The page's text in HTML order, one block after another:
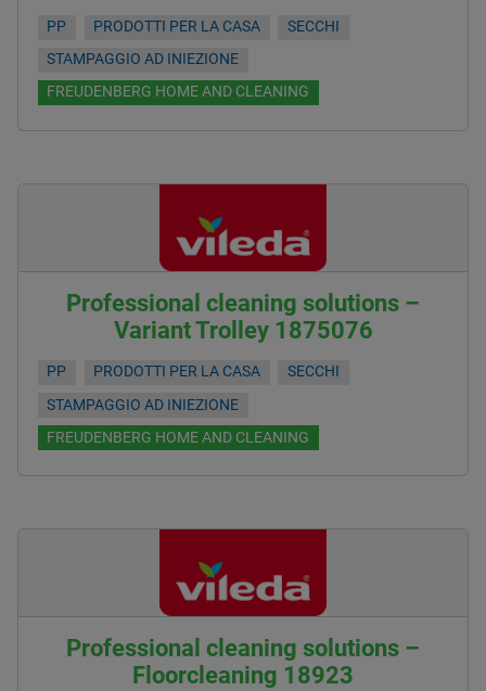
PP PRODOTTI PER LA CASA
SECCHI
STAMPAGGIO AD INIEZIONE
FREUDENBERG HOME AND CLEANING
Professional cleaning solutions –
Variant Trolley 1875076
PP PRODOTTI PER LA CASA
SECCHI
STAMPAGGIO AD INIEZIONE
FREUDENBERG HOME AND CLEANING
Professional cleaning solutions –
Floorcleaning 18923